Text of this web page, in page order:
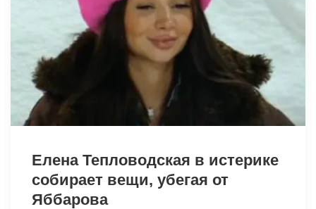
Елена Тепловодская в истерике
собирает вещи, убегая от
Яббарова